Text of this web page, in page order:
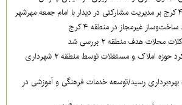
هدف منطقه ۲ بررسی شد
کسب رتبه نخست عملکرد حوزه املاک و مستغلات توسط منطقه ۲ شهرداری
محله منطقه ۷ به بهره‌برداری رسید/توسعه خدمات فرهنگی و آموزشی در